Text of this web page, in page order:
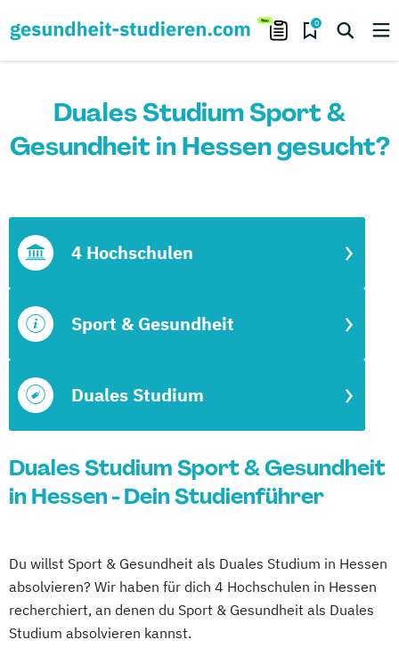
0
Duales Studium Sport &
Gesundheit in Hessen gesucht?
Duales Studium
Sport & Gesundheit
4 Hochschulen
Duales Studium Sport & Gesundheit
in Hessen - Dein Studienführer
Du willst Sport & Gesundheit als Duales Studium in Hessen
absolvieren? Wir haben für dich 4 Hochschulen in Hessen
recherchiert, an denen du Sport & Gesundheit als Duales
Studium absolvieren kannst.